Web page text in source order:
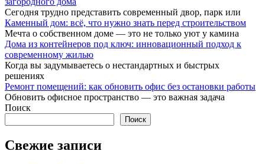
Сегодня трудно представить современный двор, парк или
Каменный дом: всё, что нужно знать перед строительством
Мечта о собственном доме — это не только уют у камина
Дома из контейнеров под ключ: инновационный подход к
современному жилью
Когда вы задумываетесь о нестандартных и быстрых
решениях
Ремонт помещений: как обновить офис без остановки работы
Обновить офисное пространство — это важная задача
Поиск
Поиск
Свежие записи